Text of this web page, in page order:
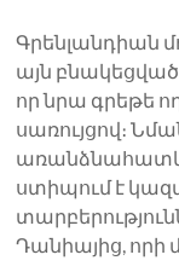
Գրենլանդիան
այն բնակեցված
որ նրա գրեթե
սառույցով։
ստիպում է
Դանիայից, որի